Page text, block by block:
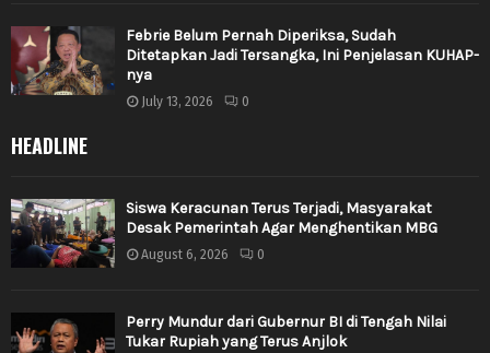
Febrie Belum Pernah Diperiksa, Sudah
Ditetapkan Jadi Tersangka, Ini Penjelasan KUHAP-
nya
July 13, 2026 0
HEADLINE
Siswa Keracunan Terus Terjadi, Masyarakat
Desak Pemerintah Agar Menghentikan MBG
August 6, 2026 0
Perry Mundur dari Gubernur BI di Tengah Nilai
Tukar Rupiah yang Terus Anjlok